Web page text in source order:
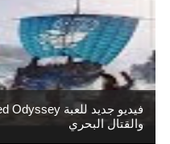
والقتال البحري